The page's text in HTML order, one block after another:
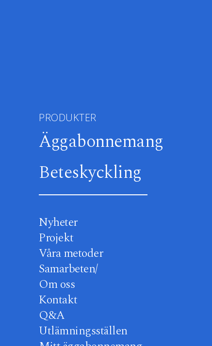
PRODUKTER
Äggabonnemang
Beteskyckling
Nyheter
Projekt
Våra metoder
Samarbeten/
Om oss
Kontakt
Q&A
Utlämningsställen